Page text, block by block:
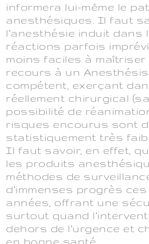
informera lui-même le
anesthésiques. Il faut
l’anesthésie induit dans
réactions parfois
moins faciles à maîtriser
recours à un
compétent, exerçant
réellement chirurgical
possibilité de
risques encourus sont
statistiquement très
Il faut savoir, en effet,
les produits
méthodes de
d’immenses progrès
années, offrant une
surtout quand
dehors de l’urgence et
en bonne santé.